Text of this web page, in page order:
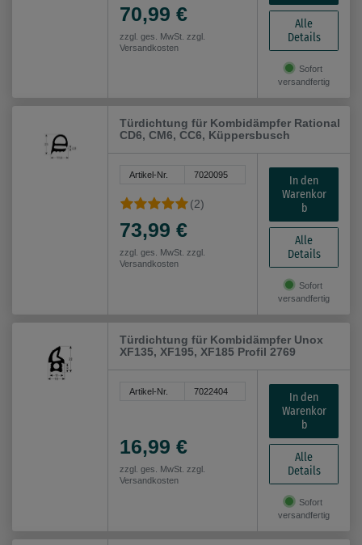
70,99 €
zzgl. ges. MwSt. zzgl.
Versandkosten
Alle
Details
Sofort
versandfertig
Türdichtung für Kombidämpfer Rational
CD6, CM6, CC6, Küppersbusch
Artikel-Nr. 7020095
(2)
73,99 €
zzgl. ges. MwSt. zzgl.
Versandkosten
In den
Warenkor
b
Alle
Details
Sofort
versandfertig
Türdichtung für Kombidämpfer Unox
XF135, XF195, XF185 Profil 2769
Artikel-Nr. 7022404
16,99 €
zzgl. ges. MwSt. zzgl.
Versandkosten
In den
Warenkor
b
Alle
Details
Sofort
versandfertig